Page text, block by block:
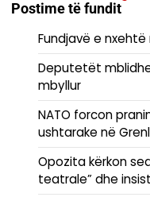
Postime të fundit
Fundjavë e nxehtë
Deputetët
mbyllur
NATO forcon
ushtarake në
Opozita kërkon
teatrale” dhe